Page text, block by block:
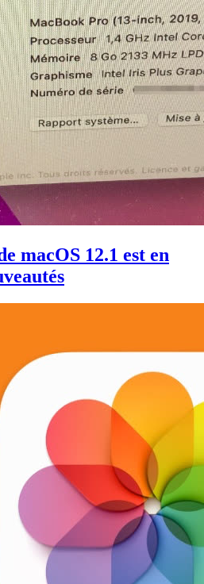
macOS 12.1 est en